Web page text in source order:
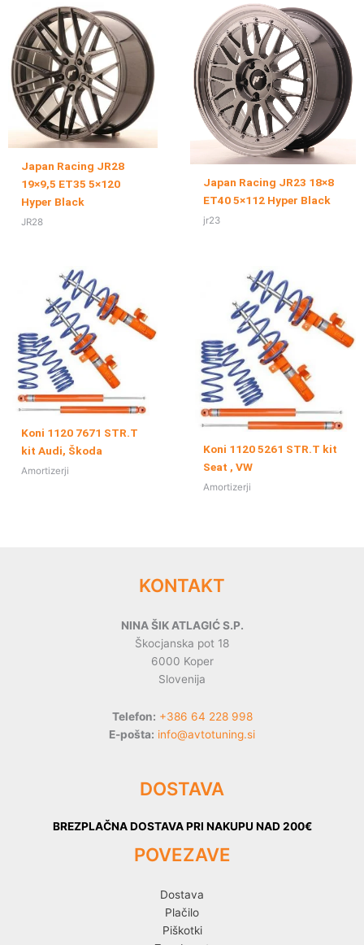
Japan Racing JR28
19×9,5 ET35 5×120
Hyper Black
JR28
Japan Racing JR23 18×8
ET40 5×112 Hyper Black
jr23
Koni 1120 7671 STR.T
kit Audi, Škoda
Amortizerji
Koni 1120 5261 STR.T kit
Seat , VW
Amortizerji
KONTAKT
NINA ŠIK ATLAGIĆ S.P.
Škocjanska pot 18
6000 Koper
Slovenija
Telefon: +386 64 228 998
E-pošta: info@avtotuning.si
DOSTAVA
BREZPLAČNA DOSTAVA PRI NAKUPU NAD 200€
POVEZAVE
Dostava
Plačilo
Piškotki